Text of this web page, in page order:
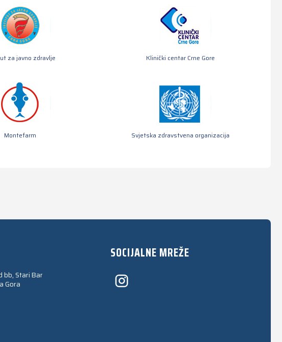
za javno zdravlje Klinički centar Crne Gore
Montefarm Svjetska zdravstvena organizacija
bb, Stari Bar
Gora
SOCIJALNE MREŽE